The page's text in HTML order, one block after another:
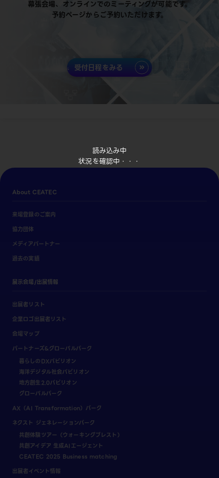
読み込み中
状況を確認中・・・
幕張会場、オンラインでのミーティングが可能です。
予約ページからご予約いただけます。
受付日程をみる
About CEATEC
来場登録のご案内
協力団体
メディアパートナー
過去の実績
展示会場/出展情報
出展者リスト
企業ロゴ出展者リスト
会場マップ
パートナーズ&グローバルパーク
暮らしのDXパビリオン
海洋デジタル社会パビリオン
地方創生2.0パビリオン
グローバルパーク
AX（AI Transformation）パーク
ネクスト ジェネレーションパーク
共創体験ツアー（ウォーキングブレスト）
共創アイデア 生成AIエージェント
CEATEC 2025 Business matching
出展者イベント情報